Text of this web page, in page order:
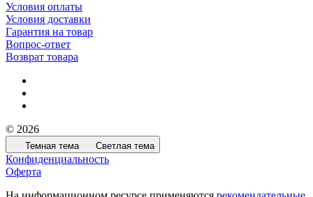
Условия оплаты
Условия доставки
Гарантия на товар
Вопрос-ответ
Возврат товара
© 2026
Темная тема Светлая тема
Конфиденциальность
Оферта